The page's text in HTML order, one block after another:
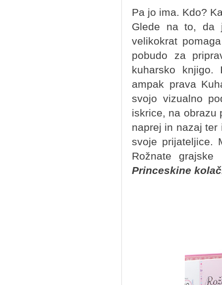
Pa jo ima. Kdo?
Glede na to, da
velikokrat
pobudo za
kuharsko
ampak prava
svojo vizualno
iskrice, na obrazu
naprej in nazaj
svoje prijateljice.
Rožnate
Princeskine